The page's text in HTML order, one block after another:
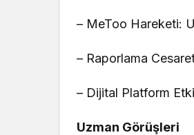
– MeToo Hareketi:
– Raporlama
– Dijital Platform
Uzman Görüşleri